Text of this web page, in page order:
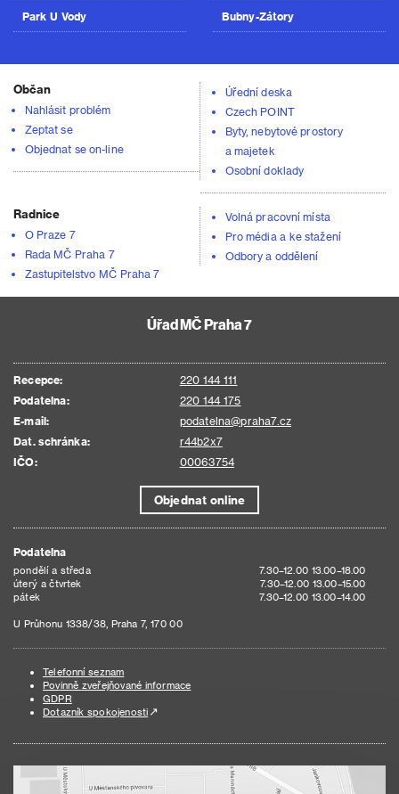
Park U Vody Bubny-Zátory
Občan
Nahlásit problém
Zeptat se
Objednat se on-line
Úřední deska
Czech POINT
Byty, nebytové prostory
a majetek
Osobní doklady
Radnice
O Praze 7
Rada MČ Praha 7
Zastupitelstvo MČ Praha 7
Volná pracovní místa
Pro média a ke stažení
Odbory a oddělení
Úřad MČ Praha 7
Recepce:
220 144 111
Podatelna:
220 144 175
E-mail:
podatelna@praha7.cz
Dat. schránka:
r44b2x7
IČO:
00063754
Objednat online
Podatelna
pondělí a středa
7.30–12.00 13.00–18.00
úterý a čtvrtek
7.30–12.00 13.00–15.00
pátek
7.30–12.00 13.00–14.00
U Průhonu 1338/38, Praha 7, 170 00
Telefonní seznam
Povinně zveřejňované informace
GDPR
Dotazník spokojenosti